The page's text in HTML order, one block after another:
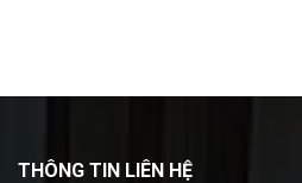
THÔNG TIN LIÊN HỆ